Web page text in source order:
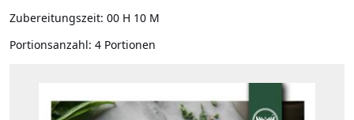
Zubereitungszeit: 00 H 10 M
Portionsanzahl: 4 Portionen